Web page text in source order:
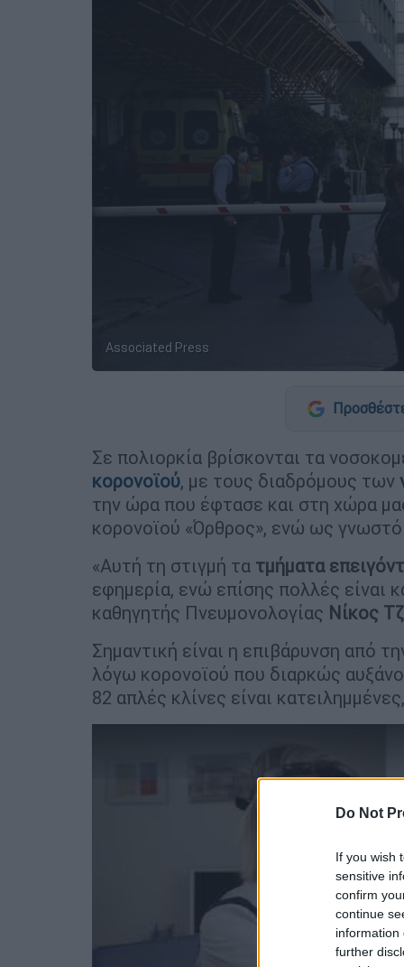
Do Not
If you wish
sensitive
confirm
continue
information
further
Associated Press
Σε πολιορκία βρίσκονται τα
κορονοϊού, με τους διαδρόμους των
την ώρα που έφτασε και στη χώρα
κορονοϊού «Όρθρος», ενώ ως γνωστό
«Αυτή τη στιγμή τα τμήματα
εφημερία, ενώ επίσης πολλές είναι
καθηγητής Πνευμονολογίας Νίκος
Σημαντική είναι η επιβάρυνση από
λόγω κορονοϊού που διαρκώς
82 απλές κλίνες είναι